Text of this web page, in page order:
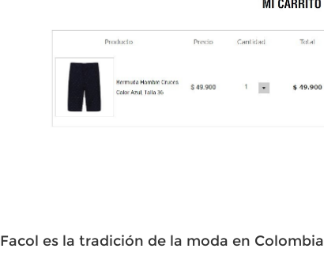
Facol es la tradición de la moda en Colombia